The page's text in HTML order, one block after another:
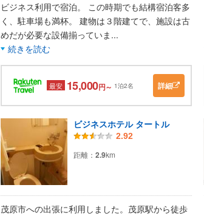
ビジネス利用で宿泊。 この時期でも結構宿泊客多
く、駐車場も満杯。 建物は３階建てで、施設は古
めだが必要な設備揃っていま ...
続きを読む
最安 15,000円～ 1泊2名 詳細
ビジネスホテル タートル
2.92
距離： 2.9km
茂原市への出張に利用しました。茂原駅から徒歩